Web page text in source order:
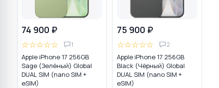
74 900 ₽
☆☆☆☆☆ 1
Apple iPhone 17 256GB
Sage (Зелёный) Global
DUAL SIM (nano SIM +
eSIM)
75 900 ₽
☆☆☆☆☆ 2
Apple iPhone 17 256GB
Black (Чёрный) Global
DUAL SIM (nano SIM +
eSIM)